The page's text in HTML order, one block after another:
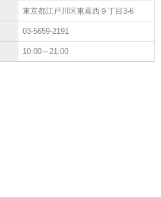
東京都江戸川区東葛西９丁目3-6
03-5659-2191
10:00～21:00